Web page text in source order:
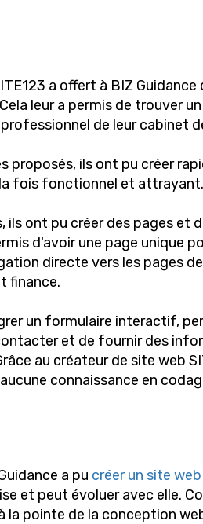
a offert à BIZ Guidance
leur a permis de trouver
de leur cabinet
proposés, ils ont pu créer
fois fonctionnel et attrayant.
ont pu créer des pages et
d'avoir une page unique
directe vers les pages
finance.
un formulaire interactif,
et de fournir des
au créateur de site web
connaissance en
a pu créer un site web
et peut évoluer avec elle.
la pointe de la conception